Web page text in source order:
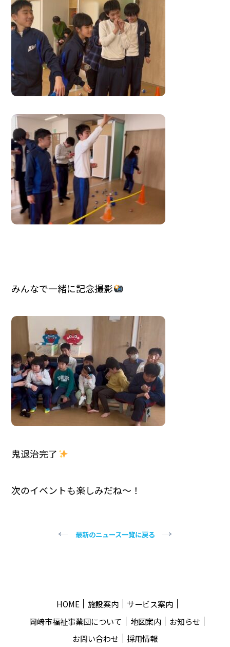
みんなで一緒に記念撮影
鬼退治完了
次のイベントも楽しみだね～！
最新のニュース一覧に戻る
HOME 施設案内
サービス案内
岡崎市福祉事業団について
地図案内
お知らせ
お問い合わせ
採用情報